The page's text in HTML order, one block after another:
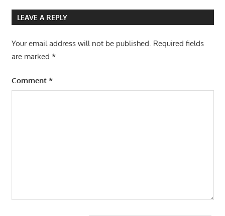
TEKAN
LEAVE A REPLY
Your email address will not be published. Required fields
are marked *
Comment *